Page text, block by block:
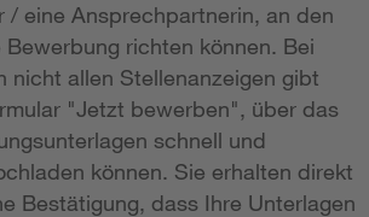
/ eine Ansprechpartnerin, an den
richten können. Bei
nicht allen Stellenanzeigen gibt
"Jetzt bewerben", über das
schnell und
können. Sie erhalten direkt
Bestätigung, dass Ihre Unterlagen